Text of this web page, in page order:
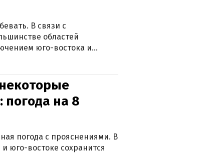
В связи с
областей
юго-востока и
погода на 8
погода с прояснениями. В
юго-востоке сохранится